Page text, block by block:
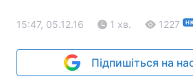
15:47, 05.12.16 1 хв. 1227
Підпишіться на